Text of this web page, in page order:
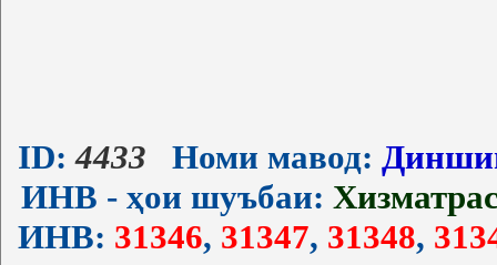
ID: 4433 Номи мавод:
ИНВ - ҳои шуъбаи:
ИНВ: 31346, 31347, 31348,